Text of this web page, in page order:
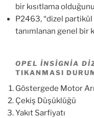
bir kısıtlama
P2463, “dizel partikül
tanımlanan genel bir
OPEL İNSIGNIA
TIKANMASI
Göstergede Motor
Çekiş Düşüklüğü
Yakıt Sarfiyatı